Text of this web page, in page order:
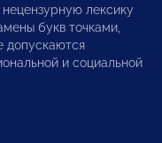
лексику
букв точками,
и социальной